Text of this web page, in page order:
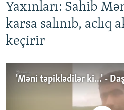
Yaxınları: Sahib
karsa salınıb, aclıq
keçirir